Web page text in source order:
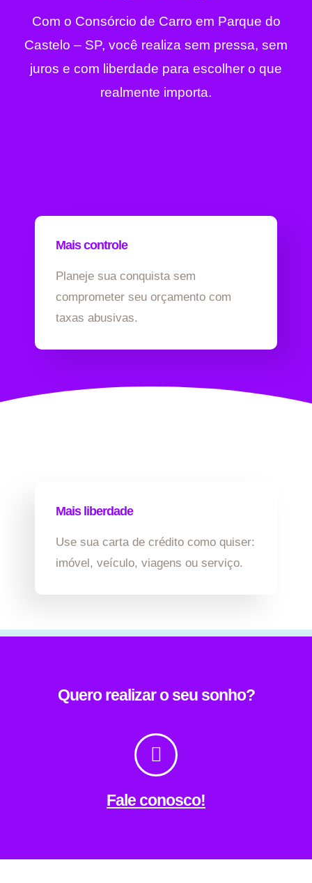
Com o Consórcio de Carro em Parque do
Castelo – SP, você realiza sem pressa, sem
juros e com liberdade para escolher o que
realmente importa.
Mais controle
Planeje sua conquista sem
comprometer seu orçamento com
taxas abusivas.
Mais liberdade
Use sua carta de crédito como quiser:
imóvel, veículo, viagens ou serviço.
Quero realizar o seu sonho?
Fale conosco!